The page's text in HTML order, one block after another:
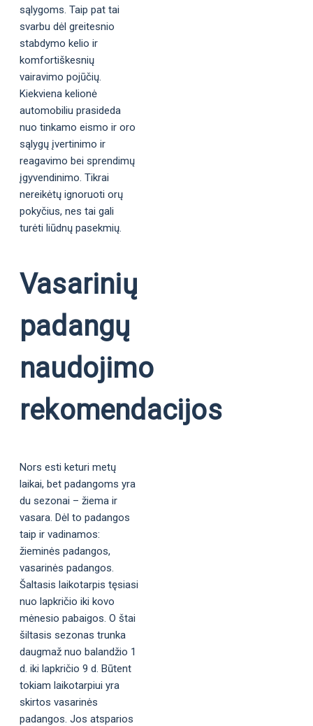
sąlygoms. Taip pat tai
svarbu dėl greitesnio
stabdymo kelio ir
komfortiškesnių
vairavimo pojūčių.
Kiekviena kelionė
automobiliu prasideda
nuo tinkamo eismo ir oro
sąlygų įvertinimo ir
reagavimo bei sprendimų
įgyvendinimo. Tikrai
nereikėtų ignoruoti orų
pokyčius, nes tai gali
turėti liūdnų pasekmių.
Vasarinių
padangų
naudojimo
rekomendacijos
Nors esti keturi metų
laikai, bet padangoms yra
du sezonai – žiema ir
vasara. Dėl to padangos
taip ir vadinamos:
žieminės padangos,
vasarinės padangos.
Šaltasis laikotarpis tęsiasi
nuo lapkričio iki kovo
mėnesio pabaigos. O štai
šiltasis sezonas trunka
daugmaž nuo balandžio 1
d. iki lapkričio 9 d. Būtent
tokiam laikotarpiui yra
skirtos vasarinės
padangos. Jos atsparios